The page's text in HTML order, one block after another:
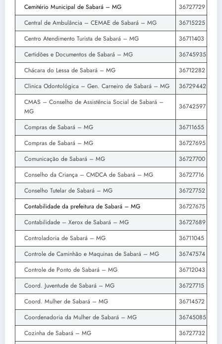
Cemitério Municipal de Sabará – MG
36727729
Central de Ambulância – CEMAE de Sabará – MG
36715225
Centro Atendimento Turista de Sabará – MG
36711403
Certidões e Documentos de Sabará – MG
36745935
Chácara do Lessa de Sabará – MG
36712282
Clinica Odontológica – Gen. Carneiro de Sabará – MG
36729442
CMAS – Conselho de Assistência Social de Sabará –
MG
36742597
Compras de Sabará – MG
36711655
Compras de Sabará – MG
36727695
Comunicação de Sabará – MG
36727700
Conselho da Criança – CMDCA de Sabará – MG
36727716
Conselho Tutelar de Sabará – MG
36727752
Contabilidade da prefeitura de Sabará – MG
36727675
Contabilidade – Xerox de Sabará – MG
36727689
Controladoria de Sabará – MG
36711045
Controle de Caminhão e Maquinas de Sabará – MG
36747574
Controle de Ponto de Sabará – MG
36712043
Coord. Juventude de Sabará – MG
36727715
Coord. Mulher de Sabará – MG
36714572
Coordenadoria da Mulher de Sabará – MG
36745085
Cozinha de Sabará – MG
36727732